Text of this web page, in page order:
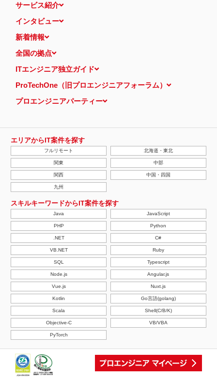
サービス紹介
インタビュー
新着情報
全国の拠点
ITエンジニア独立ガイド
ProTechOne（旧プロエンジニアフォーラム）
プロエンジニアパーティー
エリアからIT案件を探す
フルリモート 北海道・東北
関東 中部
関西 中国・四国
九州
スキルキーワードからIT案件を探す
Java JavaScript
PHP Python
.NET C#
VB.NET Ruby
SQL Typescript
Node.js Angular.js
Vue.js Nuxt.js
Kotlin Go言語(golang)
Scala Shell(C/B/K)
Objective-C VB/VBA
PyTorch